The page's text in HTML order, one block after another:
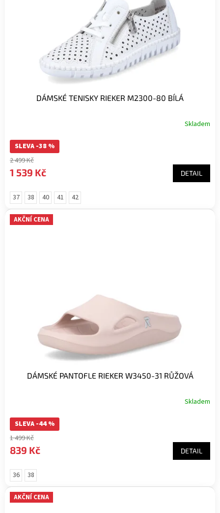
DÁMSKÉ TENISKY RIEKER M2300-80 BÍLÁ
Skladem
SLEVA -38 %
2 499 Kč
1 539 Kč DETAIL
37 38 40 41 42
AKČNÍ CENA
DÁMSKÉ PANTOFLE RIEKER W3450-31 RŮŽOVÁ
Skladem
SLEVA -44 %
1 499 Kč
839 Kč DETAIL
36 38
AKČNÍ CENA